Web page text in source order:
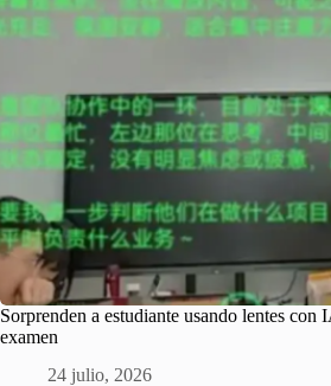
Sorprenden a estudiante usando lentes con
examen
24 julio, 2026